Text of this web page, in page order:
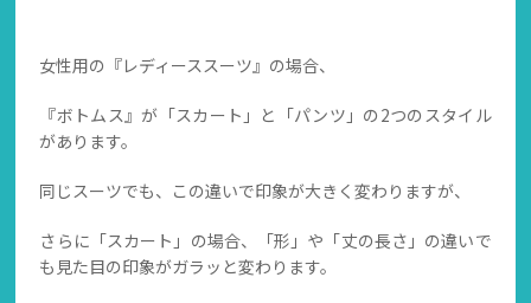
女性用の『レディーススーツ』の場合、
『ボトムス』が「スカート」と「パンツ」の2つのスタイル
があります。
同じスーツでも、この違いで印象が大きく変わりますが、
さらに「スカート」の場合、「形」や「丈の長さ」の違いで
も見た目の印象がガラッと変わります。